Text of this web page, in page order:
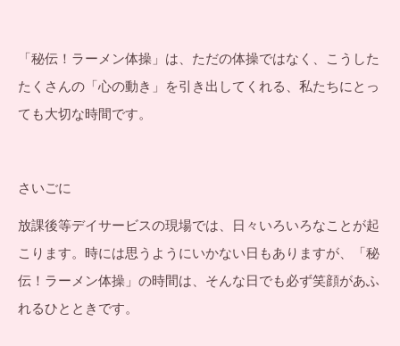
「秘伝！ラーメン体操」は、ただの体操ではなく、こうした
たくさんの「心の動き」を引き出してくれる、私たちにとっ
ても大切な時間です。
さいごに
放課後等デイサービスの現場では、日々いろいろなことが起
こります。時には思うようにいかない日もありますが、「秘
伝！ラーメン体操」の時間は、そんな日でも必ず笑顔があふ
れるひとときです。